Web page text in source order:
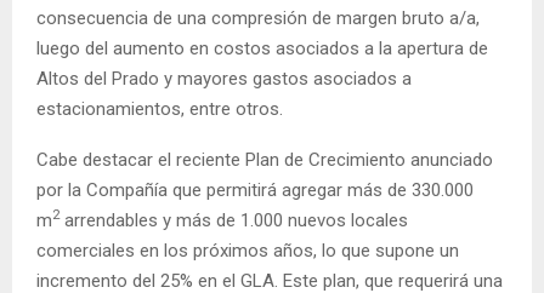
consecuencia de una compresión de margen bruto a/a,
luego del aumento en costos asociados a la apertura de
Altos del Prado y mayores gastos asociados a
estacionamientos, entre otros.
Cabe destacar el reciente Plan de Crecimiento anunciado
por la Compañía que permitirá agregar más de 330.000
m2arrendables y más de 1.000 nuevos locales
comerciales en los próximos años, lo que supone un
incremento del 25% en el GLA. Este plan, que requerirá una